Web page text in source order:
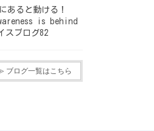
にあると動ける！
is behind
スブログ82
ブログ一覧はこちら